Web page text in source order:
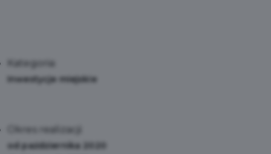
Kategoria:
Inwestycje miejskie
Okres realizacji:
od października 2020